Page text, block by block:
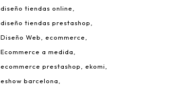
diseño tiendas online
diseño tiendas prestashop
Diseño Web
ecommerce
Ecommerce a medida
ecommerce prestashop
ekomi
eshow barcelona